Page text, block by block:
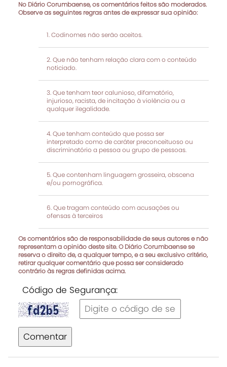
No Diário Corumbaense, os comentários feitos são moderados.
Observe as seguintes regras antes de expressar sua opinião:
Codinomes não serão aceitos.
Que não tenham relação clara com o conteúdo
noticiado.
Que tenham teor calunioso, difamatório,
injurioso, racista, de incitação à violência ou a
qualquer ilegalidade.
Que tenham conteúdo que possa ser
interpretado como de caráter preconceituoso ou
discriminatório a pessoa ou grupo de pessoas.
Que contenham linguagem grosseira, obscena
e/ou pornográfica.
Que tragam conteúdo com acusações ou
ofensas à terceiros
Os comentários são de responsabilidade de seus autores e não
representam a opinião deste site. O Diário Corumbaense se
reserva o direito de, a qualquer tempo, e a seu exclusivo critério,
retirar qualquer comentário que possa ser considerado
contrário às regras definidas acima.
Código de Segurança:
Comentar